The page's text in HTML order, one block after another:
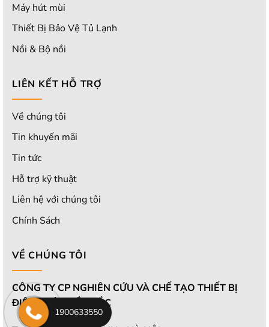
Máy hút mùi
Thiết Bị Bảo Vệ Tủ Lạnh
Nồi & Bộ nồi
LIÊN KẾT HỖ TRỢ
Về chúng tôi
Tin khuyến mãi
Tin tức
Hỗ trợ kỹ thuật
Liên hệ với chúng tôi
Chính Sách
VỀ CHÚNG TÔI
CÔNG TY CP NGHIÊN CỨU VÀ CHẾ TẠO THIẾT BỊ
ĐIỆN LƯỚI MIỀN BẮC
1900633550